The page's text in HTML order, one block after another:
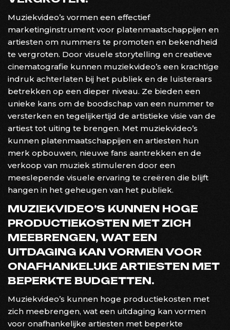
Muziekvideo’s vormen een effectief
marketinginstrument voor platenmaatschappijen en
artiesten om nummers te promoten en bekendheid
te vergroten. Door visuele storytelling en creatieve
cinematografie kunnen muziekvideo’s een krachtige
indruk achterlaten bij het publiek en de luisteraars
betrekken op een dieper niveau. Ze bieden een
unieke kans om de boodschap van een nummer te
versterken en tegelijkertijd de artistieke visie van de
artiest tot uiting te brengen. Met muziekvideo’s
kunnen platenmaatschappijen en artiesten hun
merk opbouwen, nieuwe fans aantrekken en de
verkoop van muziek stimuleren door een
meeslepende visuele ervaring te creëren die blijft
hangen in het geheugen van het publiek.
MUZIEKVIDEO’S KUNNEN HOGE
PRODUCTIEKOSTEN MET ZICH
MEEBRENGEN, WAT EEN
UITDAGING KAN VORMEN VOOR
ONAFHANKELIJKE ARTIESTEN MET
BEPERKTE BUDGETTEN.
Muziekvideo’s kunnen hoge productiekosten met
zich meebrengen, wat een uitdaging kan vormen
voor onafhankelijke artiesten met beperkte